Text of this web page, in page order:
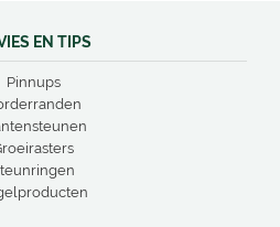
EN TIPS
Pinnups